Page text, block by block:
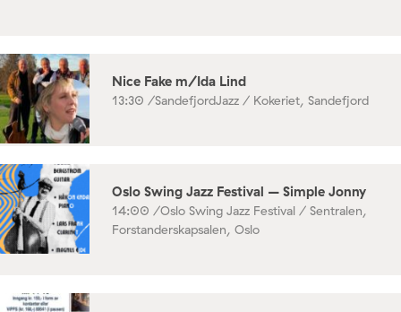
Nice Fake m/Ida Lind
13:30 /SandefjordJazz / Kokeriet, Sandefjord
Oslo Swing Jazz Festival – Simple Jonny
14:00 /Oslo Swing Jazz Festival / Sentralen,
Forstanderskapsalen, Oslo